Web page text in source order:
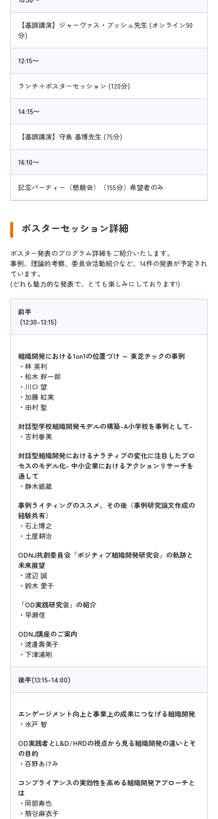
【基調講演】ジャーヴァス・ブッシュ先生 (オンライン90
分)
12:15〜
ランチ＋ポスターセッション (120分)
14:15〜
【基調講演】守島 基博先生 (75分)
16:10〜
記念パーティー（懇親会）（155分）希望者のみ
ポスターセッション詳細
ポスター発表のプログラム詳細をご紹介いたします。
事例、理論的考察、委員会活動紹介など、14件の発表が予定され
ています。
(どれも魅力的な発表で、とても楽しみにしております!)
前半
(12:30-13:15)
組織開発における1on1の位置づけ ～ 東芝テックの事例
・林 英利
・松木 幹一郎
・川口 望
・加藤 紅実
・田村 聖
対話型学校組織開発モデルの構築-A小学校を事例として-
・吉村春美
対話型組織開発におけるナラティブの変化に注目したプロ
セスのモデル化- 中小企業におけるアクションリサーチを
通して
・静木銀蔵
事例ライティングのススメ、その後（事例研究論文作成の
経験共有）
・石上博之
・土屋耕治
ODNJ共創委員会「ポジティブ組織開発研究会」の軌跡と
未来展望
・渡辺 誠
・鈴木 愛子
「OD実践研究会」の紹介
・早瀬信
ODNJ講座のご案内
・渡邊壽美子
・下津浦剛
後半(13:15-14:00)
エンゲージメント向上と事業上の成果につなげる組織開発
・水戸 智
OD実践者とL&D/HRDの視点から見る組織開発の違いとそ
の目的
・百野あけみ
コンプライアンスの実効性を高める組織開発アプローチと
は
・岡部寿也
・熊谷麻衣子